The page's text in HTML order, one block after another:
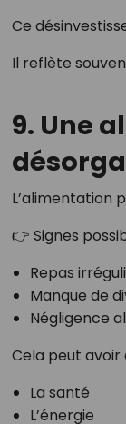
Ce
Il reflète
9. Une
L’alimentation
👉 Signes
Repas
Manque de
Négligence
Cela peut avoir
La santé
L’énergie